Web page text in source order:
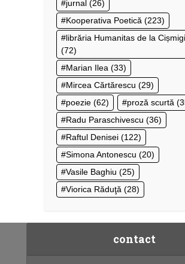
jurnal (26)
Kooperativa Poetică (223)
librăria Humanitas de la
(72)
Marian Ilea (33)
Mircea Cărtărescu (29)
poezie (62) proză scurtă
Radu Paraschivescu (36)
Raftul Denisei (122)
Simona Antonescu (20)
Vasile Baghiu (25)
Viorica Răduţă (28)
contact